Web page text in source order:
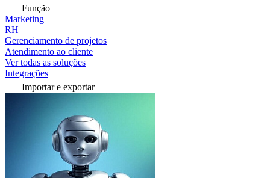
Função
Marketing
RH
Gerenciamento de projetos
Atendimento ao cliente
Ver todas as soluções
Integrações
Importar e exportar